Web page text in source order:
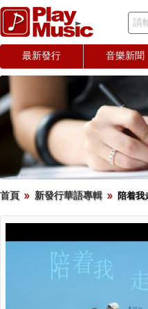
請
最新發行 音樂新聞
首頁 新發行華語專輯 陪着我